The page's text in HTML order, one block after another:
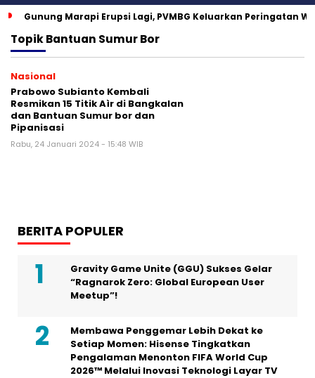
Gunung Marapi Erupsi Lagi, PVMBG Keluarkan Peringatan
TopikBantuan Sumur Bor
Nasional
Prabowo Subianto Kembali
Resmikan 15 Titik Aìr di Bangkalan
dan Bantuan Sumur bor dan
Pipanisasi
Rabu, 24 Januari 2024 - 15:48 WIB
BERITA POPULER
Gravity Game Unite (GGU) Sukses Gelar
“Ragnarok Zero: Global European User
Meetup”!
Membawa Penggemar Lebih Dekat ke
Setiap Momen: Hisense Tingkatkan
Pengalaman Menonton FIFA World Cup
2026™ Melalui Inovasi Teknologi Layar TV